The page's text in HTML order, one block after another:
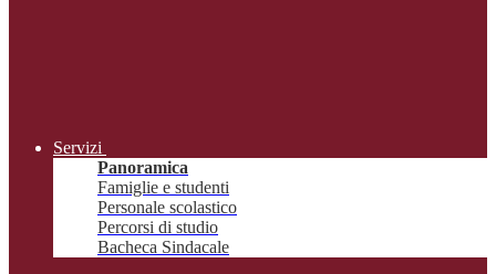
Servizi
Panoramica
Famiglie e studenti
Personale scolastico
Percorsi di studio
Bacheca Sindacale